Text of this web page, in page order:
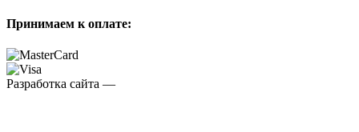
Принимаем к оплате:
Разработка сайта —